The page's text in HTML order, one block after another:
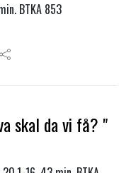
BTKA 853
skal da vi få? "